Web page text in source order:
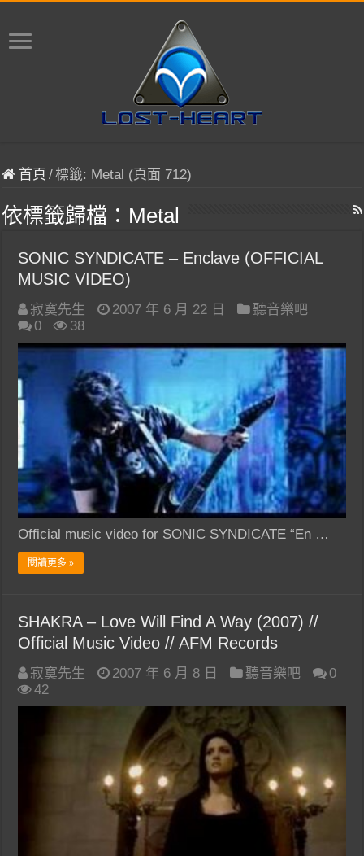
首頁 /標籤: Metal (頁面 712)
依標籤歸檔： Metal
SONIC SYNDICATE – Enclave (OFFICIAL
MUSIC VIDEO)
寂寞先生 2007 年 6 月 22 日
聽音樂吧
0
38
Official music video for SONIC SYNDICATE “En …
閱讀更多 »
SHAKRA – Love Will Find A Way (2007) //
Official Music Video // AFM Records
寂寞先生 2007 年 6 月 8 日 聽音樂吧
0
42